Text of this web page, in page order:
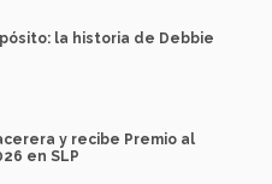
la historia de Debbie
y recibe Premio al
en SLP